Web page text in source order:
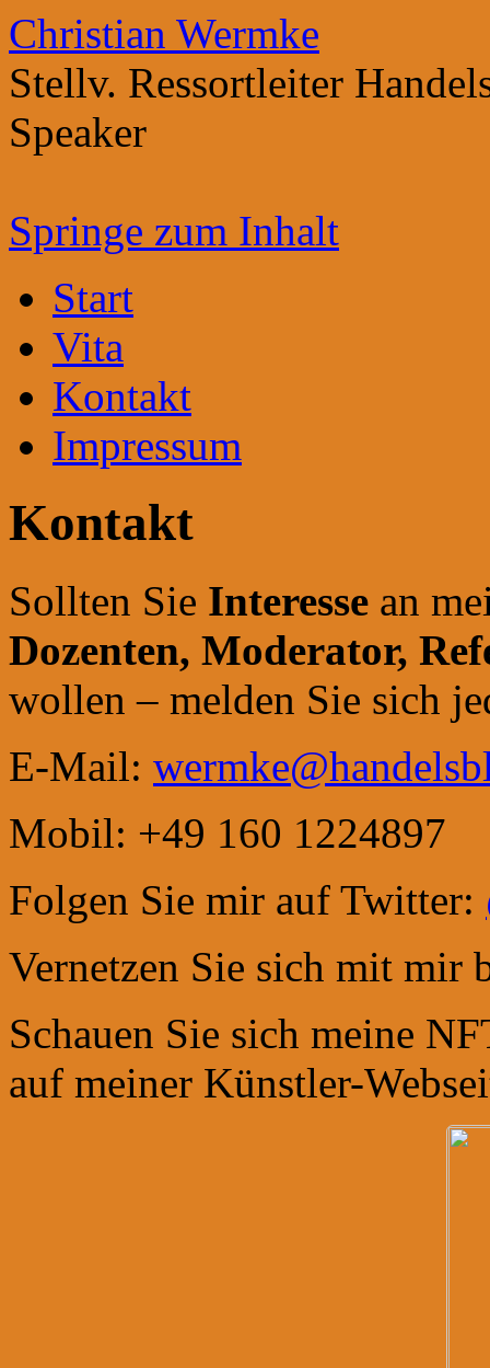
Christian Wermke
Stellv. Ressortleiter
Speaker
Springe zum Inhalt
Start
Vita
Kontakt
Impressum
Kontakt
Sollten Sie Interesse an
Dozenten, Moderator,
wollen – melden Sie sich
E-Mail:
Mobil: +49 160 1224897
Folgen Sie mir auf Twitter:
Vernetzen Sie sich mit mir
Schauen Sie sich meine
auf meiner Künstler-